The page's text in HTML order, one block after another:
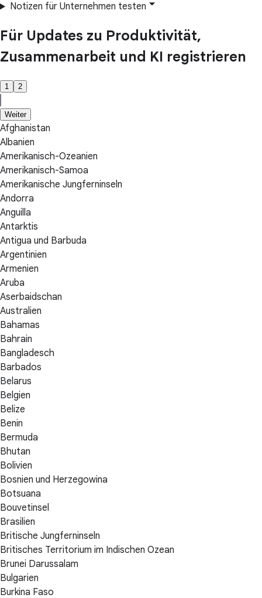
Notizen für Unternehmen testen
Für Updates zu Produktivität,
Zusammenarbeit und KI registrieren
1 2
Weiter
Afghanistan
Albanien
Amerikanisch-Ozeanien
Amerikanisch-Samoa
Amerikanische Jungferninseln
Andorra
Anguilla
Antarktis
Antigua und Barbuda
Argentinien
Armenien
Aruba
Aserbaidschan
Australien
Bahamas
Bahrain
Bangladesch
Barbados
Belarus
Belgien
Belize
Benin
Bermuda
Bhutan
Bolivien
Bosnien und Herzegowina
Botsuana
Bouvetinsel
Brasilien
Britische Jungferninseln
Britisches Territorium im Indischen Ozean
Brunei Darussalam
Bulgarien
Burkina Faso